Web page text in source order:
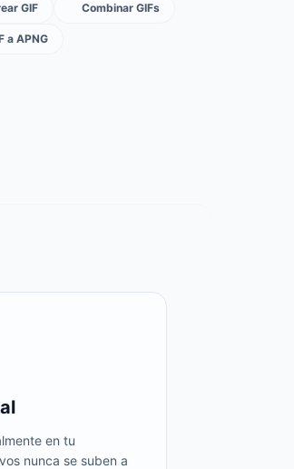
GIF Combinar GIFs
a APNG
en tu
nunca se suben a